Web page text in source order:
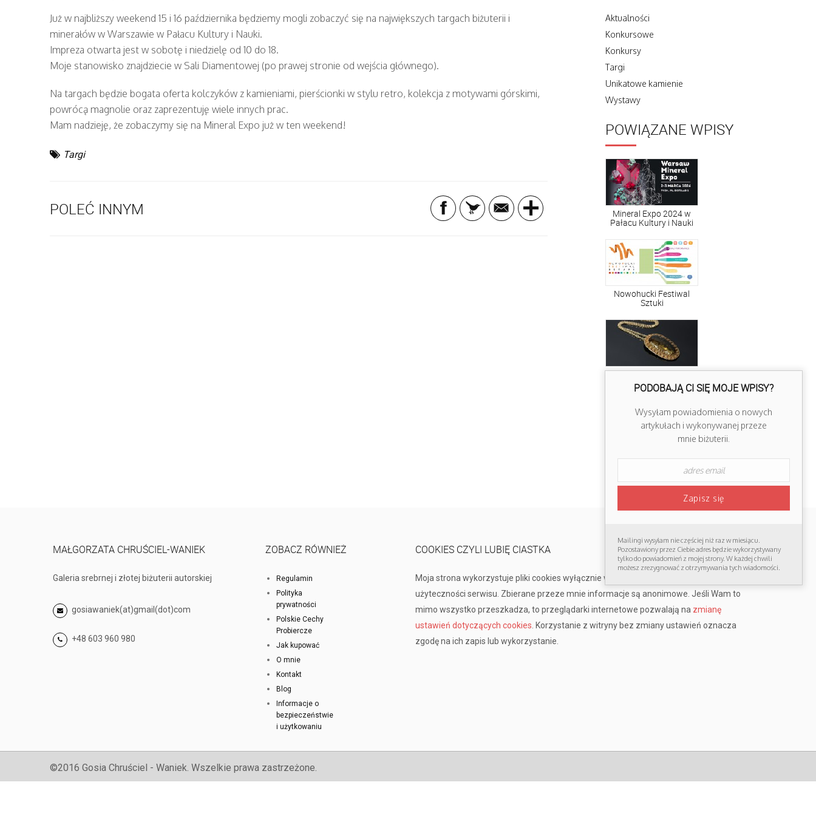
Już w najbliższy weekend 15 i 16 października będziemy mogli zobaczyć się na największych targach biżuterii i
minerałów w Warszawie w Pałacu Kultury i Nauki.
Impreza otwarta jest w sobotę i niedzielę od 10 do 18.
Moje stanowisko znajdziecie w Sali Diamentowej (po prawej stronie od wejścia głównego).
Na targach będzie bogata oferta kolczyków z kamieniami, pierścionki w stylu retro, kolekcja z motywami górskimi,
powrócą magnolie oraz zaprezentuję wiele innych prac.
Mam nadzieję, że zobaczymy się na Mineral Expo już w ten weekend!
Targi
POLEĆ INNYM
PODOBAJĄ CI SIĘ MOJE WPISY?
Wysyłam powiadomienia o nowych
artykułach i wykonywanej przeze
mnie biżuterii.
Mailingi wysyłam nie częściej niż raz w miesiącu.
Pozostawiony przez Ciebie adres będzie wykorzystywany
tylko do powiadomień z mojej strony. W każdej chwili
możesz zrezygnować z otrzymywania tych wiadomości.
Aktualności
Konkursowe
Konkursy
Targi
Unikatowe kamienie
Wystawy
POWIĄZANE WPISY
Mineral Expo 2024 w
Pałacu Kultury i Nauki
Nowohucki Festiwal
Sztuki
Kolekcja złotej biżuterii
Dubai 2014
MAŁGORZATA CHRUŚCIEL-WANIEK
Galeria srebrnej i złotej biżuterii autorskiej
gosiawaniek(at)gmail(dot)com
+48 603 960 980
ZOBACZ RÓWNIEŻ
Regulamin
Polityka
prywatności
Polskie Cechy
Probiercze
Jak kupować
O mnie
Kontakt
Blog
Informacje o
bezpieczeństwie
i użytkowaniu
COOKIES CZYLI LUBIĘ CIASTKA
Moja strona wykorzystuje pliki cookies wyłącznie w celu poprawy wydajności i
użyteczności serwisu. Zbierane przeze mnie informacje są anonimowe. Jeśli Wam to
mimo wszystko przeszkadza, to przeglądarki internetowe pozwalają na zmianę
ustawień dotyczących cookies . Korzystanie z witryny bez zmiany ustawień oznacza
zgodę na ich zapis lub wykorzystanie.
©2016 Gosia Chruściel - Waniek. Wszelkie prawa zastrzeżone.